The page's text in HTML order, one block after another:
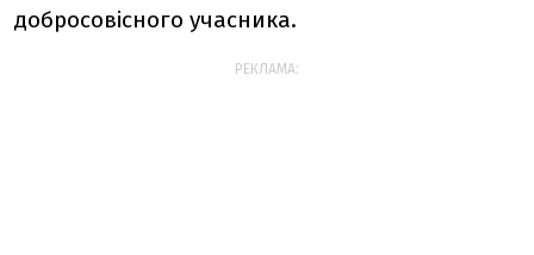
добросовісного учасника.
РЕКЛАМА: